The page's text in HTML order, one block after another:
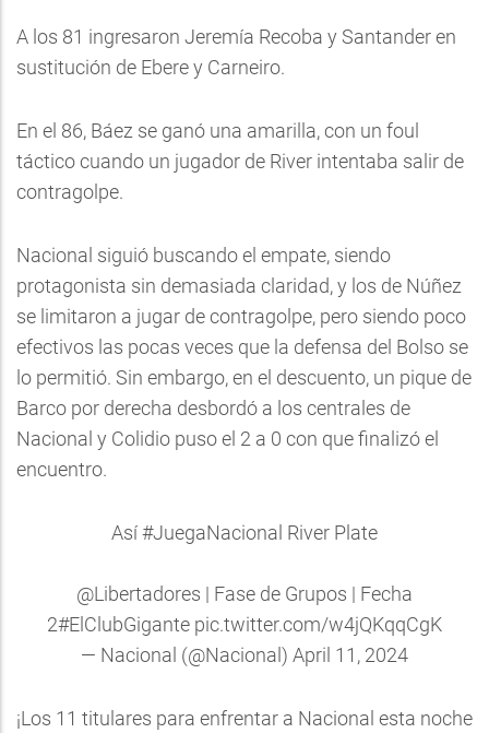
A los 81 ingresaron Jeremía Recoba y Santander en
sustitución de Ebere y Carneiro.
En el 86, Báez se ganó una amarilla, con un foul
táctico cuando un jugador de River intentaba salir de
contragolpe.
Nacional siguió buscando el empate, siendo
protagonista sin demasiada claridad, y los de Núñez
se limitaron a jugar de contragolpe, pero siendo poco
efectivos las pocas veces que la defensa del Bolso se
lo permitió. Sin embargo, en el descuento, un pique de
Barco por derecha desbordó a los centrales de
Nacional y Colidio puso el 2 a 0 con que finalizó el
encuentro.
Así#JuegaNacional River Plate
@Libertadores | Fase de Grupos | Fecha
2#ElClubGigante pic.twitter.com/w4jQKqqCgK
— Nacional (@Nacional) April 11, 2024
¡Los 11 titulares para enfrentar a Nacional esta noche